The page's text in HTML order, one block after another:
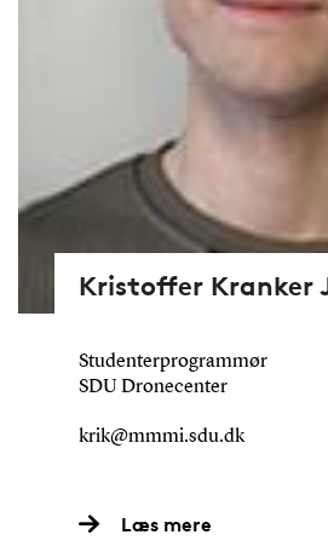
Kristoffer Kranker
Studenterprogrammør
SDU Dronecenter
krik@mmmi.sdu.dk
Læs mere